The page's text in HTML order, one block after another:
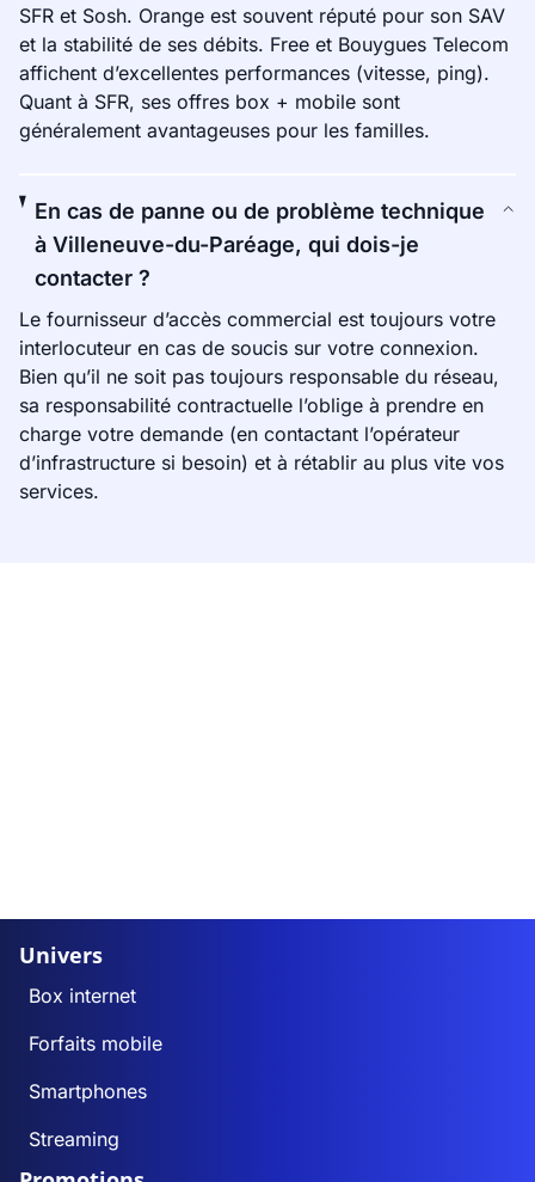
SFR et Sosh. Orange est souvent réputé pour son SAV
et la stabilité de ses débits. Free et Bouygues Telecom
affichent d’excellentes performances (vitesse, ping).
Quant à SFR, ses offres box + mobile sont
généralement avantageuses pour les familles.
En cas de panne ou de problème technique
à Villeneuve-du-Paréage, qui dois-je
contacter ?
Le fournisseur d’accès commercial est toujours votre
interlocuteur en cas de soucis sur votre connexion.
Bien qu’il ne soit pas toujours responsable du réseau,
sa responsabilité contractuelle l’oblige à prendre en
charge votre demande (en contactant l’opérateur
d’infrastructure si besoin) et à rétablir au plus vite vos
services.
Univers
Box internet
Forfaits mobile
Smartphones
Streaming